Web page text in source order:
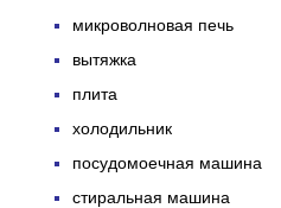
микроволновая печь
вытяжка
плита
холодильник
посудомоечная машина
стиральная машина